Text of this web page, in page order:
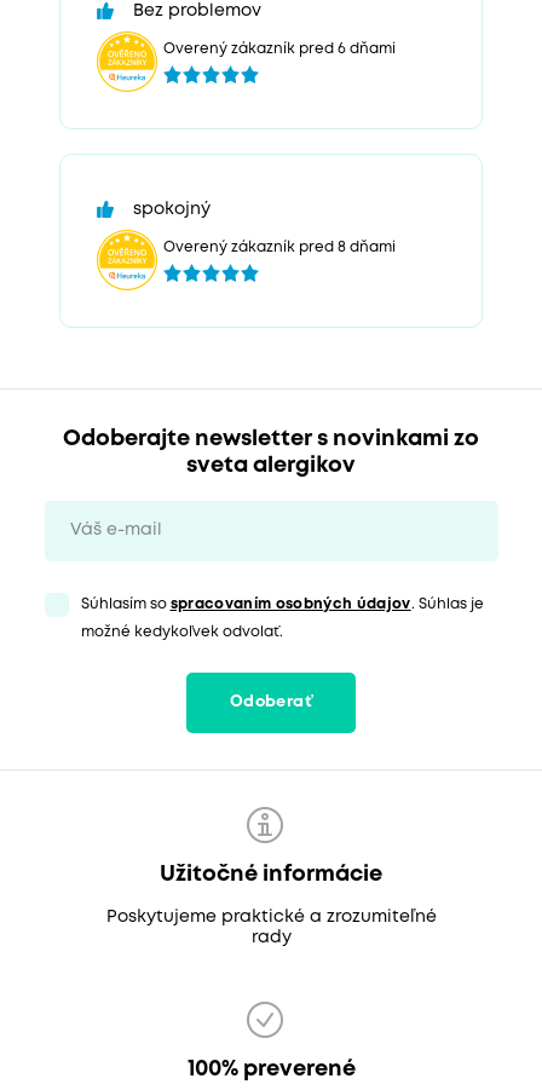
Bez problemov
Overený zákazník pred 6 dňami
spokojný
Overený zákazník pred 8 dňami
Odoberajte newsletter s novinkami zo
sveta alergikov
Súhlasím so spracovaním osobných údajov. Súhlas je
možné kedykoľvek odvolať.
Odoberať
Užitočné informácie
Poskytujeme praktické a zrozumiteľné
rady
100% preverené